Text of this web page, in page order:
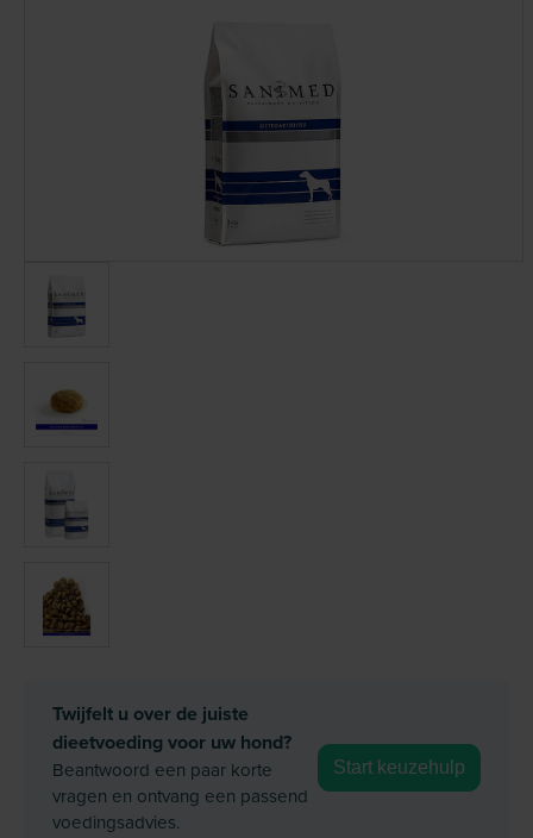
Twijfelt u over de juiste
dieetvoeding voor uw hond?
Beantwoord een paar korte
vragen en ontvang een passend
voedingsadvies.
Start keuzehulp